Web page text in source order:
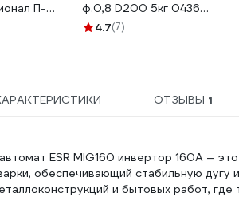
П-
E71T-
ф.0,8 D200 5кг 0436
990436
4.7(7)
ОТЗЫВЫ 1
ESR MIG160 инвертор 160А —
обеспечивающий стабильную
и бытовых работ,